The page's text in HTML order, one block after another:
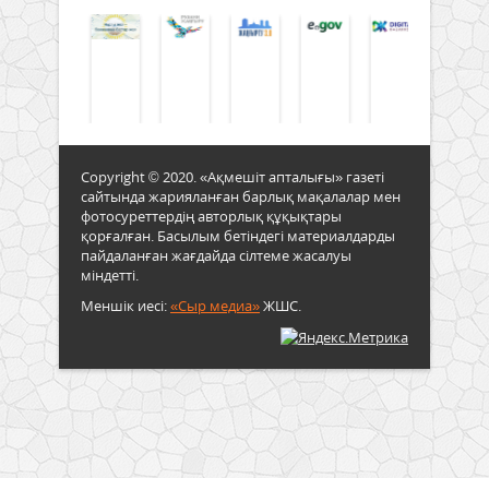
Copyright © 2020. «Ақмешіт апталығы» газеті
сайтында жарияланған барлық мақалалар мен
фотосуреттердің авторлық құқықтары
қорғалған. Басылым бетіндегі материалдарды
пайдаланған жағдайда сілтеме жасалуы
міндетті.
Меншік иесі:«Сыр медиа»ЖШС.